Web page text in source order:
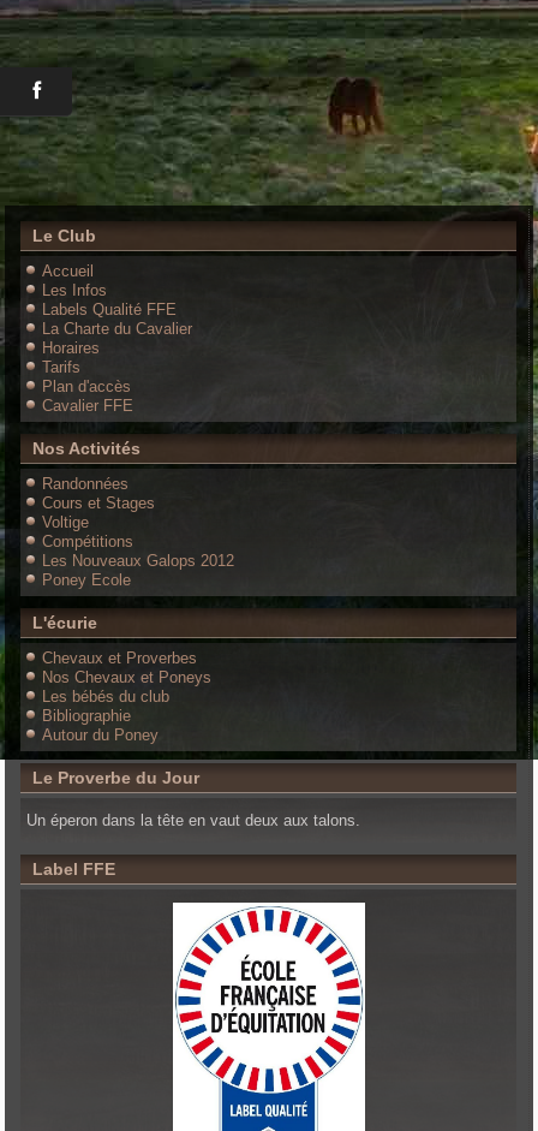
Le Club
Accueil
Les Infos
Labels Qualité FFE
La Charte du Cavalier
Horaires
Tarifs
Plan d'accès
Cavalier FFE
Nos Activités
Randonnées
Cours et Stages
Voltige
Compétitions
Les Nouveaux Galops 2012
Poney Ecole
L'écurie
Chevaux et Proverbes
Nos Chevaux et Poneys
Les bébés du club
Bibliographie
Autour du Poney
Le Proverbe du Jour
Un éperon dans la tête en vaut deux aux talons.
Label FFE